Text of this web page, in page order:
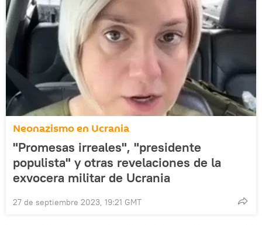
Neonazismo en Ucrania
"Promesas irreales", "presidente
populista" y otras revelaciones de la
exvocera militar de Ucrania
27 de septiembre 2023, 19:21 GMT